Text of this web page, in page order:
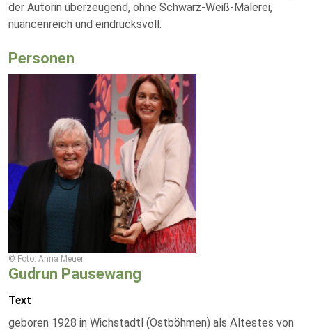
der Autorin überzeugend, ohne Schwarz-Weiß-Malerei,
nuancenreich und eindrucksvoll.
Personen
© Foto: Anna Meuer
Gudrun Pausewang
Text
geboren 1928 in Wichstadtl (Ostböhmen) als Ältestes von